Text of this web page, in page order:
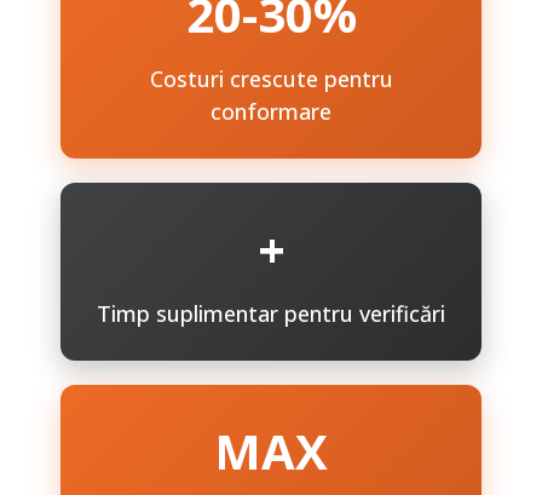
20-30%
Costuri crescute pentru
conformare
+
Timp suplimentar pentru verificări
MAX